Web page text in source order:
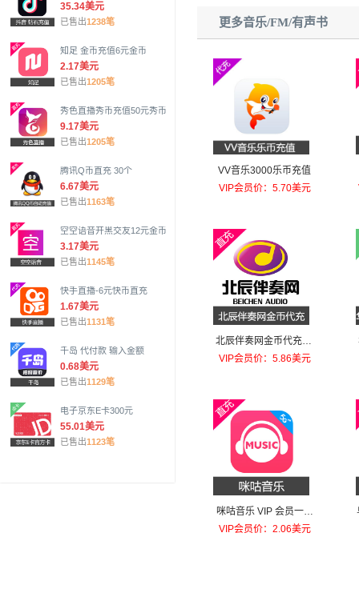
35.34美元
已售出1238笔
知足 金币充值6元金币
2.17美元
已售出1205笔
秀色直播秀币充值50元秀币
9.17美元
已售出1205笔
腾讯Q币直充 30个
6.67美元
已售出1163笔
空空语音开黑交友12元金币
3.17美元
已售出1145笔
快手直播-6元快币直充
1.67美元
已售出1131笔
千岛 代付款 输入金额
0.68美元
已售出1129笔
电子京东E卡300元
55.01美元
已售出1123笔
更多音乐/FM/有声书
VV音乐3000乐币充值
VIP会员价：5.70美元
北辰伴奏网金币代充30
金币
VIP会员价：5.86美元
咪咕音乐 VIP 会员一个
月
VIP会员价：2.06美元